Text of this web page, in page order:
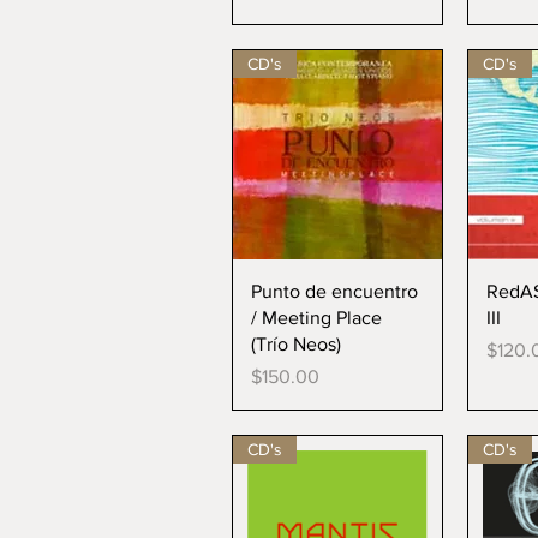
Vista rápida
CD's
Punto de encuentro
/ Meeting Place
(Trío Neos)
Precio
$150.00
CD's
III
Precio
CD's CD's